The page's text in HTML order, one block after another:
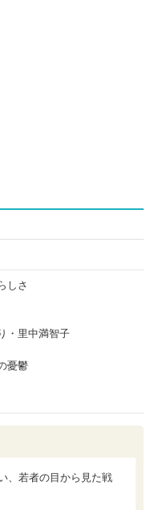
しさ
・里中満智子
憂鬱
、若者の目から見た戦